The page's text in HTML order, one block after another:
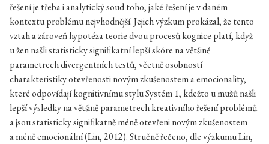
řešení je třeba i analytický soud toho, jaké řešení je v daném
kontextu problému nejvhodnější. Jejich výzkum prokázal, že tento
vztah a zároveň hypotéza teorie dvou procesů kognice platí, když
u žen našli statisticky signifikatní lepší skóre na většině
parametrech divergentních testů, včetně osobností
charakteristiky otevřenosti novým zkušenostem a emocionality,
které odpovídají kognitivnímu stylu Systém 1, kdežto u mužů našli
lepší výsledky na většině parametrech kreativního řešení problémů
a jsou statisticky signifikatně méně otevřeni novým zkušenostem
a méně emocionální (Lin, 2012). Stručně řečeno, dle výzkumu Lin,